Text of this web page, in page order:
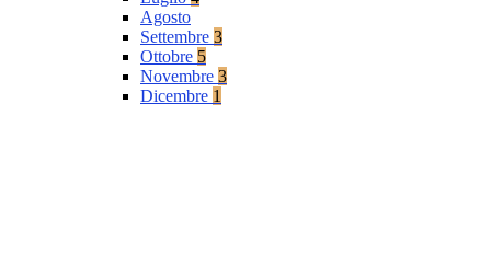
Agosto
Settembre 3
Ottobre 5
Novembre 3
Dicembre 1